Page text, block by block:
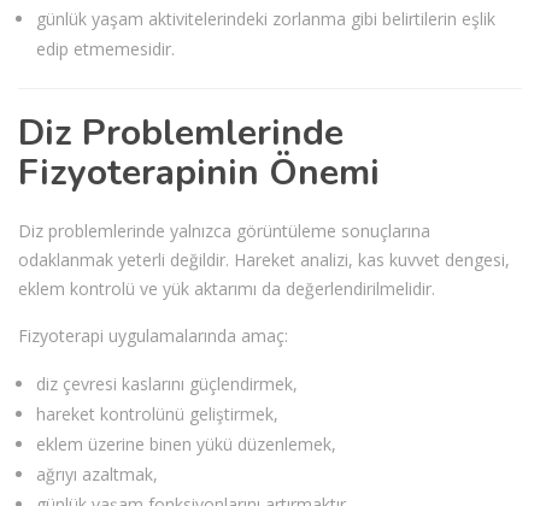
günlük yaşam aktivitelerindeki zorlanma gibi belirtilerin eşlik
edip etmemesidir.
Diz Problemlerinde
Fizyoterapinin Önemi
Diz problemlerinde yalnızca görüntüleme sonuçlarına
odaklanmak yeterli değildir. Hareket analizi, kas kuvvet dengesi,
eklem kontrolü ve yük aktarımı da değerlendirilmelidir.
Fizyoterapi uygulamalarında amaç:
diz çevresi kaslarını güçlendirmek,
hareket kontrolünü geliştirmek,
eklem üzerine binen yükü düzenlemek,
ağrıyı azaltmak,